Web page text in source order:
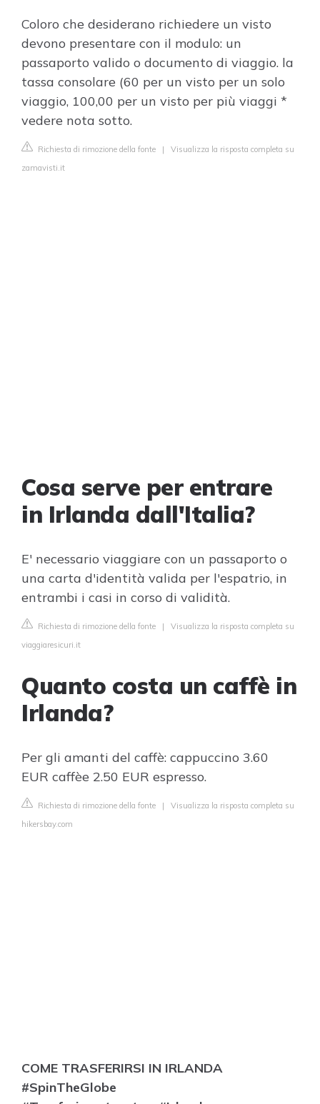
Coloro che desiderano richiedere un visto
devono presentare con il modulo: un
passaporto valido o documento di viaggio. la
tassa consolare (60 per un visto per un solo
viaggio, 100,00 per un visto per più viaggi *
vedere nota sotto.
Richiesta di rimozione della fonte | Visualizza la risposta completa su
zamavisti.it
Cosa serve per entrare
in Irlanda dall'Italia?
E' necessario viaggiare con un passaporto o
una carta d'identità valida per l'espatrio, in
entrambi i casi in corso di validità.
Richiesta di rimozione della fonte | Visualizza la risposta completa su
viaggiaresicuri.it
Quanto costa un caffè in
Irlanda?
Per gli amanti del caffè: cappuccino 3.60
EUR caffèe 2.50 EUR espresso.
Richiesta di rimozione della fonte | Visualizza la risposta completa su
hikersbay.com
COME TRASFERIRSI IN IRLANDA
#SpinTheGlobe